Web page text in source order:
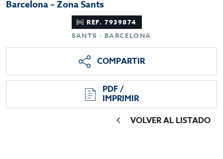
Barcelona – Zona Sants
REF. 7939874
SANTS · BARCELONA
COMPARTIR
PDF /
IMPRIMIR
VOLVER AL LISTADO